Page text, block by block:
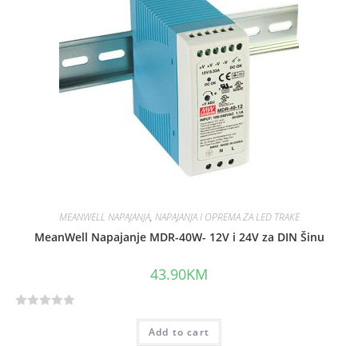
MEANWELL NAPAJANJA, NAPAJANJA I OPREMA ZA LED TRAKE
MeanWell Napajanje MDR-40W- 12V i 24V za DIN Šinu
43.90KM
Add to cart